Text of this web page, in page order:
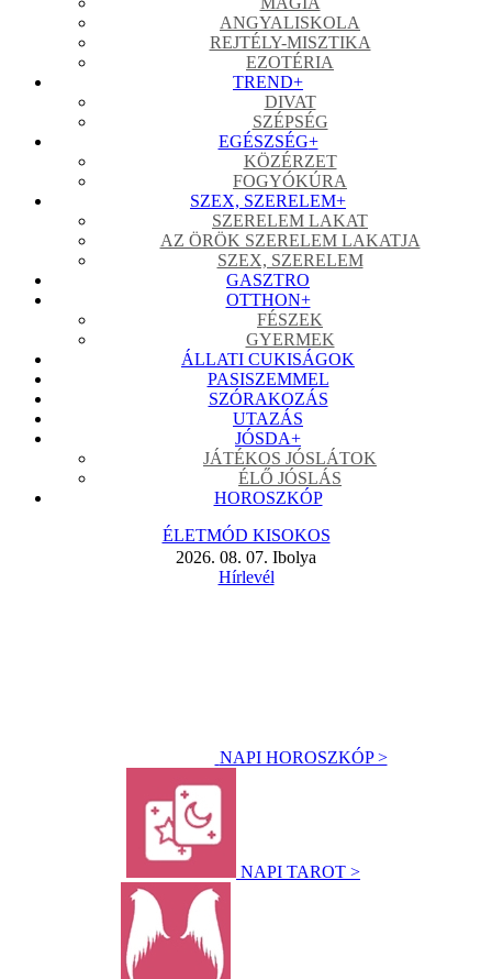
ANGYALISKOLA
REJTÉLY-MISZTIKA
EZOTÉRIA
TREND+
DIVAT
SZÉPSÉG
EGÉSZSÉG+
KÖZÉRZET
FOGYÓKÚRA
SZEX, SZERELEM+
SZERELEM LAKAT
AZ ÖRÖK SZERELEM LAKATJA
SZEX, SZERELEM
GASZTRO
OTTHON+
FÉSZEK
GYERMEK
ÁLLATI CUKISÁGOK
PASISZEMMEL
SZÓRAKOZÁS
UTAZÁS
JÓSDA+
JÁTÉKOS JÓSLÁTOK
ÉLŐ JÓSLÁS
HOROSZKÓP
ÉLETMÓD KISOKOS
2026. 08. 07. Ibolya
Hírlevél
NAPI HOROSZKÓP >
NAPI TAROT >